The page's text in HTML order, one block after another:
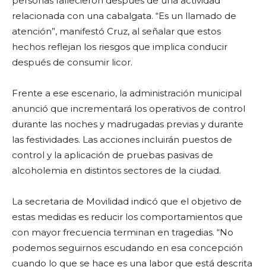
relacionada con una cabalgata. “Es un llamado de
atención”, manifestó Cruz, al señalar que estos
hechos reflejan los riesgos que implica conducir
después de consumir licor.
Frente a ese escenario, la administración municipal
anunció que incrementará los operativos de control
durante las noches y madrugadas previas y durante
las festividades. Las acciones incluirán puestos de
control y la aplicación de pruebas pasivas de
alcoholemia en distintos sectores de la ciudad.
La secretaria de Movilidad indicó que el objetivo de
estas medidas es reducir los comportamientos que
con mayor frecuencia terminan en tragedias. “No
podemos seguirnos escudando en esa concepción
cuando lo que se hace es una labor que está descrita